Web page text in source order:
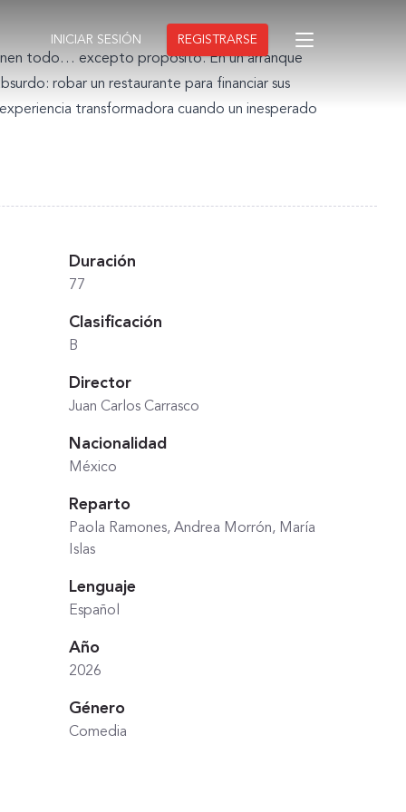
INICIAR SESIÓN REGISTRARSE
todo… excepto propósito. En un arranque
robar un restaurante para financiar sus
transformadora cuando un inesperado
Duración
77
Clasificación
B
Director
Juan Carlos Carrasco
Nacionalidad
México
Reparto
Paola Ramones, Andrea Morrón, María
Islas
Lenguaje
Español
Año
2026
Género
Comedia